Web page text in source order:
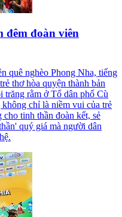
đêm đoàn viên
quê nghèo Phong Nha, tiếng
thơ hòa quyện thành bản
trăng rằm ở Tổ dân phố Cù
chỉ là niềm vui của trẻ
tinh thần đoàn kết, sẻ
quý giá mà người dân